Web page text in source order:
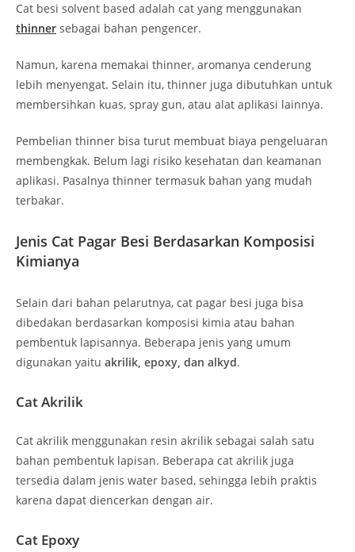
Cat besi solvent based adalah cat yang menggunakan
thinner sebagai bahan pengencer.
Namun, karena memakai thinner, aromanya cenderung
lebih menyengat. Selain itu, thinner juga dibutuhkan untuk
membersihkan kuas, spray gun, atau alat aplikasi lainnya.
Pembelian thinner bisa turut membuat biaya pengeluaran
membengkak. Belum lagi risiko kesehatan dan keamanan
aplikasi. Pasalnya thinner termasuk bahan yang mudah
terbakar.
Jenis Cat Pagar Besi Berdasarkan Komposisi
Kimianya
Selain dari bahan pelarutnya, cat pagar besi juga bisa
dibedakan berdasarkan komposisi kimia atau bahan
pembentuk lapisannya. Beberapa jenis yang umum
digunakan yaitu akrilik, epoxy, dan alkyd.
Cat Akrilik
Cat akrilik menggunakan resin akrilik sebagai salah satu
bahan pembentuk lapisan. Beberapa cat akrilik juga
tersedia dalam jenis water based, sehingga lebih praktis
karena dapat diencerkan dengan air.
Cat Epoxy